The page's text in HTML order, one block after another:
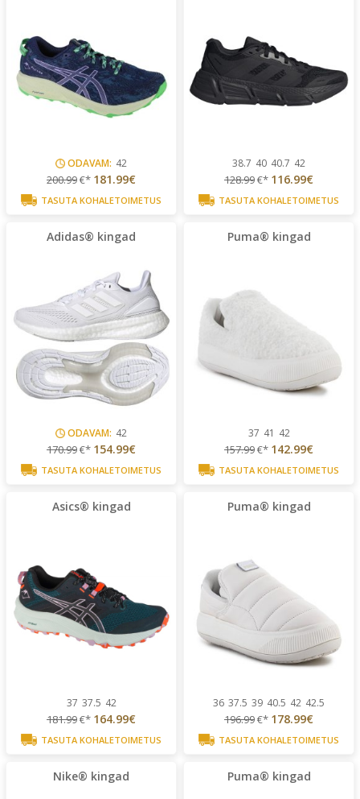
ODAVAM: 42
200.99€* 181.99€
TASUTA KOHALETOIMETUS
38.7 40 40.7 42
128.99€* 116.99€
TASUTA KOHALETOIMETUS
Adidas® kingad
ODAVAM: 42
170.99€* 154.99€
TASUTA KOHALETOIMETUS
Puma® kingad
37 41 42
157.99€* 142.99€
TASUTA KOHALETOIMETUS
Asics® kingad
37 37.5 42
181.99€* 164.99€
TASUTA KOHALETOIMETUS
Puma® kingad
36 37.5 39 40.5 42 42.5
196.99€* 178.99€
TASUTA KOHALETOIMETUS
Nike® kingad Puma® kingad